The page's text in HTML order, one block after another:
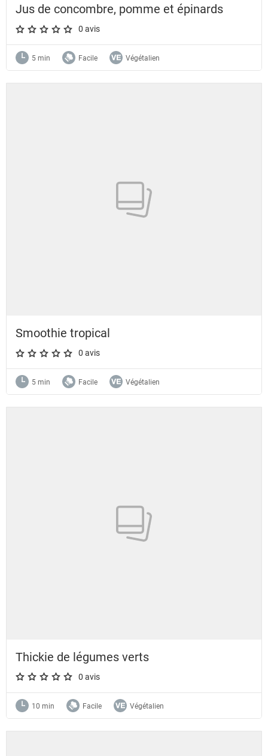
Jus de concombre, pomme et épinards
A star rating of 0 out of 5.
0 avis
5 min Facile Végétalien
Smoothie tropical
A star rating of 0 out of 5.
0 avis
5 min Facile Végétalien
Thickie de légumes verts
A star rating of 0 out of 5.
0 avis
10 min Facile Végétalien